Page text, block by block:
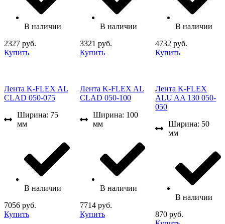
В наличии
2327 руб.
Купить
В наличии
3321 руб.
Купить
В наличии
4732 руб.
Купить
Лента K-FLEX AL
CLAD 050-075
Ширина: 75
мм
В наличии
7056 руб.
Купить
Лента K-FLEX AL
CLAD 050-100
Ширина: 100
мм
В наличии
7714 руб.
Купить
Лента K-FLEX
ALU AA 130 050-
050
Ширина: 50
мм
В наличии
870 руб.